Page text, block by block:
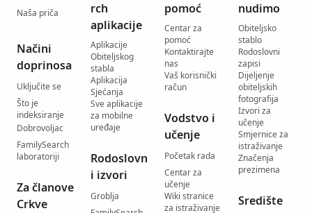
Naša priča
Načini
doprinosa
Uključite se
Što je
indeksiranje
Dobrovoljac
FamilySearch
laboratoriji
Za članove
Crkve
rch
aplikacije
Aplikacije
Obiteljskog
stabla
Aplikacija
Sjećanja
Sve aplikacije
za mobilne
uređaje
Rodoslovn
i izvori
Groblja
pomoć
Centar za
pomoć
Kontaktirajte
nas
Vaš korisnički
račun
Vodstvo i
učenje
Početak rada
Centar za
učenje
Wiki stranice
za istraživanje
nudimo
Obiteljsko
stablo
Rodoslovni
zapisi
Dijeljenje
obiteljskih
fotografija
Izvori za
učenje
Smjernice za
istraživanje
Značenja
prezimena
Središte